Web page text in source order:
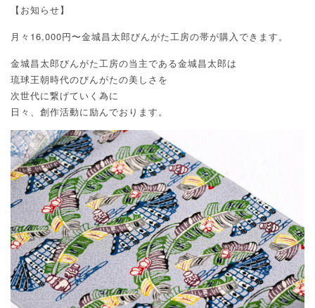
【お知らせ】
月々16,000円〜金城昌太郎びんがた工房の帯が購入できます。
金城昌太郎びんがた工房の当主である金城昌太郎は
琉球王朝時代のびんがたの美しさを
次世代に繋げていく為に
日々、創作活動に励んでおります。